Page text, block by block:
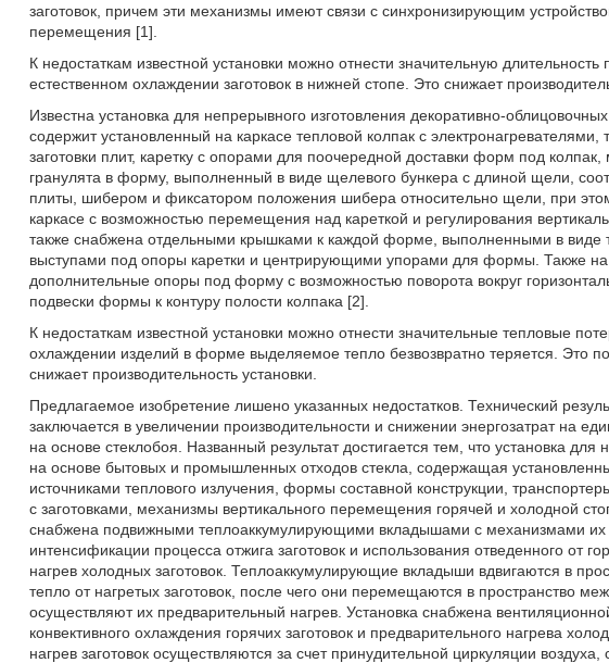
заготовок, причем эти механизмы имеют связи с синхронизирующим
перемещения [1].
К недостаткам известной установки можно отнести значительную
естественном охлаждении заготовок в нижней стопе. Это снижает
Известна установка для непрерывного изготовления декоративно-
содержит установленный на каркасе тепловой колпак с
заготовки плит, каретку с опорами для поочередной доставки форм под
гранулята в форму, выполненный в виде щелевого бункера с длиной щели,
плиты, шибером и фиксатором положения шибера относительно щели, при
каркасе с возможностью перемещения над кареткой и регулирования
также снабжена отдельными крышками к каждой форме, выполненными в виде
выступами под опоры каретки и центрирующими упорами для формы. Также на
дополнительные опоры под форму с возможностью поворота вокруг
подвески формы к контуру полости колпака [2].
К недостаткам известной установки можно отнести значительные тепловые
охлаждении изделий в форме выделяемое тепло безвозвратно теряется. Это
снижает производительность установки.
Предлагаемое изобретение лишено указанных недостатков. Технический
заключается в увеличении производительности и снижении энергозатрат на
на основе стеклобоя. Названный результат достигается тем, что установка
на основе бытовых и промышленных отходов стекла, содержащая
источниками теплового излучения, формы составной конструкции,
с заготовками, механизмы вертикального перемещения горячей и холодной
снабжена подвижными теплоаккумулирующими вкладышами с механизмами
интенсификации процесса отжига заготовок и использования отведенного от
нагрев холодных заготовок. Теплоаккумулирующие вкладыши вдвигаются в
тепло от нагретых заготовок, после чего они перемещаются в пространство
осуществляют их предварительный нагрев. Установка снабжена
конвективного охлаждения горячих заготовок и предварительного нагрева
нагрев заготовок осуществляются за счет принудительной циркуляции